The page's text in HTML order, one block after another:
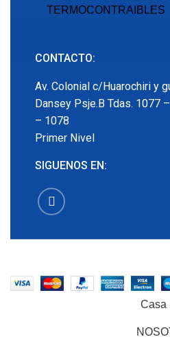
TERMOCONTRAIBLES
CONTACTO:
Av. Colonial c/Huarochiri y
Dansey Psje.B Tdas. 1077
– 1078
Primer Nivel
SIGUENOS EN:
Casa